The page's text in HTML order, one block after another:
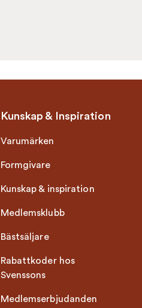
Kunskap & Inspiration
Varumärken
Formgivare
Kunskap & inspiration
Medlemsklubb
Bästsäljare
Rabattkoder hos
Svenssons
Medlemserbjudanden